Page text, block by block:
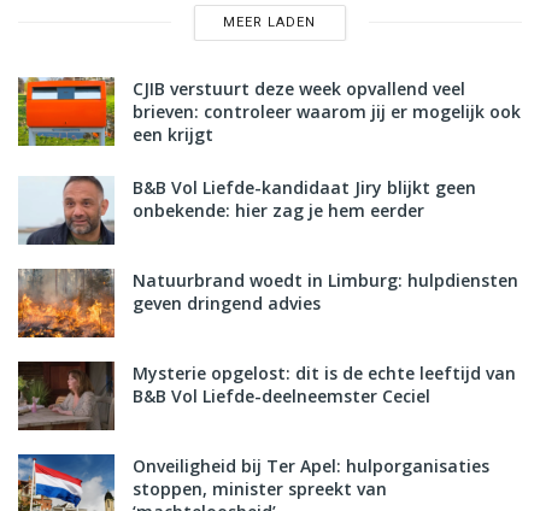
MEER LADEN
CJIB verstuurt deze week opvallend veel
brieven: controleer waarom jij er mogelijk ook
een krijgt
B&B Vol Liefde-kandidaat Jiry blijkt geen
onbekende: hier zag je hem eerder
Natuurbrand woedt in Limburg: hulpdiensten
geven dringend advies
Mysterie opgelost: dit is de echte leeftijd van
B&B Vol Liefde-deelneemster Ceciel
Onveiligheid bij Ter Apel: hulporganisaties
stoppen, minister spreekt van